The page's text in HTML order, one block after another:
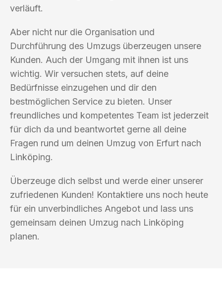
verläuft.
Aber nicht nur die Organisation und
Durchführung des Umzugs überzeugen unsere
Kunden. Auch der Umgang mit ihnen ist uns
wichtig. Wir versuchen stets, auf deine
Bedürfnisse einzugehen und dir den
bestmöglichen Service zu bieten. Unser
freundliches und kompetentes Team ist jederzeit
für dich da und beantwortet gerne all deine
Fragen rund um deinen Umzug von Erfurt nach
Linköping.
Überzeuge dich selbst und werde einer unserer
zufriedenen Kunden! Kontaktiere uns noch heute
für ein unverbindliches Angebot und lass uns
gemeinsam deinen Umzug nach Linköping
planen.